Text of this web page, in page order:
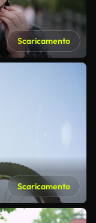
Scaricamento
Scaricamento